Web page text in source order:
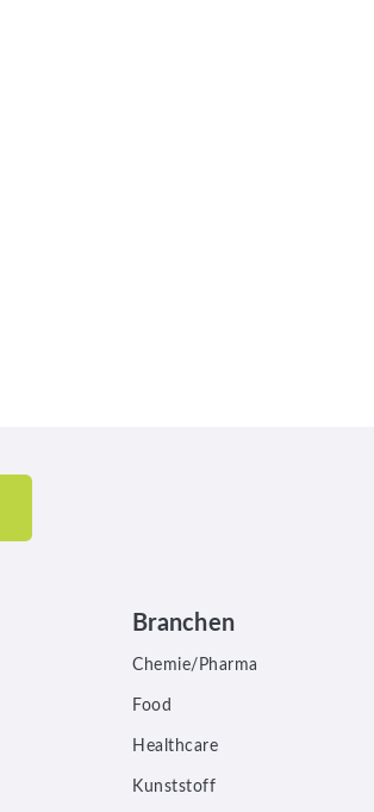
Branchen
Chemie/Pharma
Food
Healthcare
Kunststoff